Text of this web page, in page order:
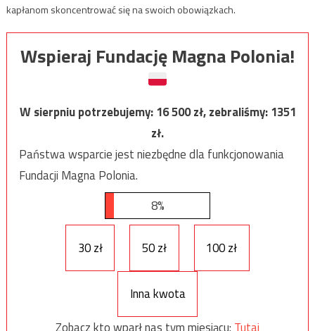
kapłanom skoncentrować się na swoich obowiązkach.
Wspieraj Fundację Magna Polonia!
W sierpniu potrzebujemy:16 500zł, zebraliśmy:1351
zł.
Państwa wsparcie jest niezbędne dla funkcjonowania
Fundacji Magna Polonia.
8%
30 zł 50 zł 100 zł
Inna kwota